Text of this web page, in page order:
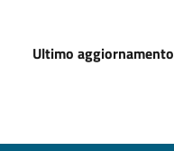
Ultimo aggiornamento